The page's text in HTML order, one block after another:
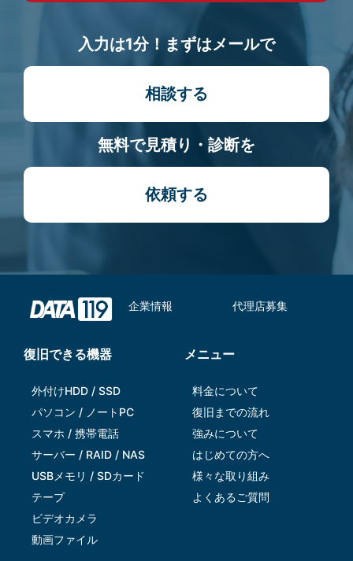
入力は1分！まずはメールで
相談する
無料で見積り・診断を
依頼する
企業情報 代理店募集
復旧できる機器
外付けHDD / SSD
パソコン / ノートPC
スマホ / 携帯電話
サーバー / RAID / NAS
USBメモリ / SDカード
テープ
ビデオカメラ
動画ファイル
メニュー
料金について
復旧までの流れ
強みについて
はじめての方へ
様々な取り組み
よくあるご質問